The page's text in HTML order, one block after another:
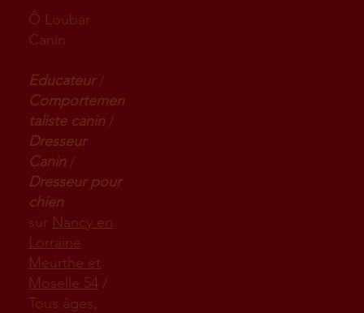
Ô Loubar
Canin
Educateur/
Comportemen
taliste canin/
Dresseur
Canin/
Dresseur pour
chien
sur Nancy en
Lorraine
Meurthe et
Moselle 54/
Tous âges,